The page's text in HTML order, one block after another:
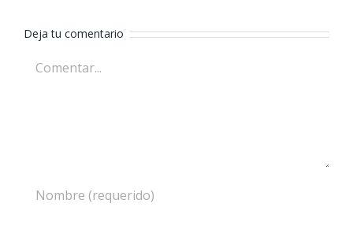
Deja tu comentario
Comentar